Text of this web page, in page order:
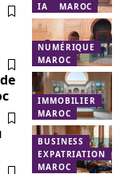
IA MAROC
NUMÉRIQUE
MAROC
IMMOBILIER
MAROC
BUSINESS
EXPATRIATION
MAROC